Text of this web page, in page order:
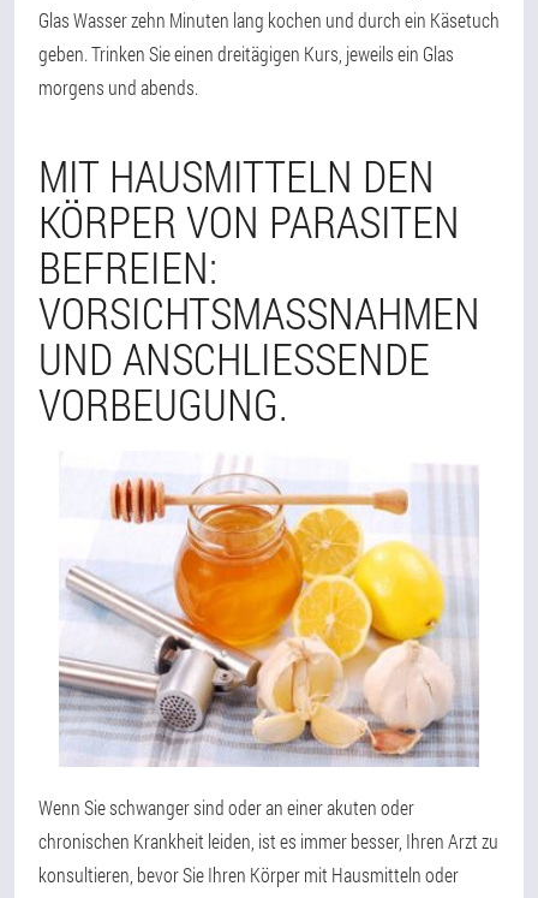
Glas Wasser zehn Minuten lang kochen und durch ein Käsetuch
geben. Trinken Sie einen dreitägigen Kurs, jeweils ein Glas
morgens und abends.
MIT HAUSMITTELN DEN
KÖRPER VON PARASITEN
BEFREIEN:
VORSICHTSMASSNAHMEN U
ND ANSCHLIESSENDE VO
RBEUGUNG.
Wenn Sie schwanger sind oder an einer akuten oder
chronischen Krankheit leiden, ist es immer besser, Ihren Arzt zu
konsultieren, bevor Sie Ihren Körper mit Hausmitteln oder